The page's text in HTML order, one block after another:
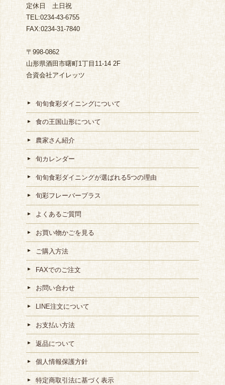
定休日 土日祝
TEL:0234-43-6755
FAX:0234-31-7840
〒998-0862
山形県酒田市曙町1丁目11-14 2F
合資会社アイレッツ
旬旬食彩ダイニングについて
食の王国山形について
農家さん紹介
旬カレンダー
旬旬食彩ダイニングが選ばれる5つの理由
旬彩フレーバープラス
よくあるご質問
お買い物かごを見る
ご購入方法
FAXでのご注文
お問い合わせ
LINE注文について
お支払い方法
返品について
個人情報保護方針
特定商取引法に基づく表示